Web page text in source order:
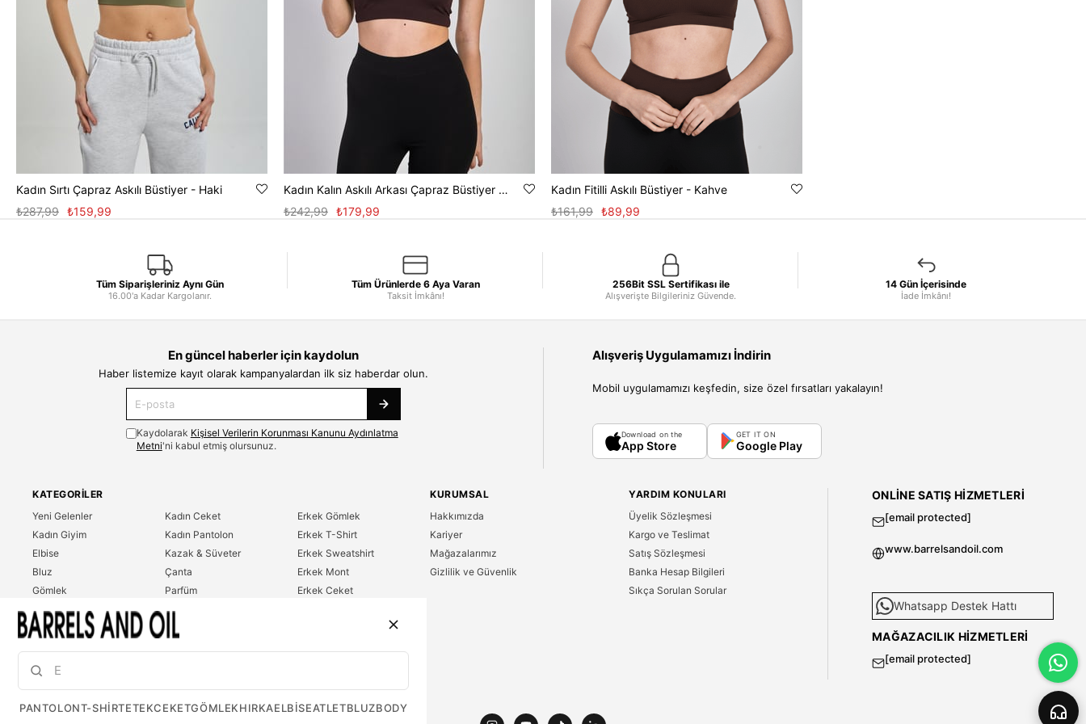
Kadın Sırtı Çapraz Askılı Büstiyer - Haki
₺159,99
₺287,99
Kadın Kalın Askılı Arkası Çapraz Büstiyer - Kahve
₺179,99
₺242,99
Kadın Fitilli Askılı Büstiyer - Kahve
₺89,99
₺161,99
Tüm Siparişleriniz Aynı Gün
16.00'a Kadar Kargolanır.
Tüm Ürünlerde 6 Aya Varan
Taksit İmkânı!
256Bit SSL Sertifikası ile
Alışverişte Bilgileriniz Güvende.
14 Gün İçerisinde
İade İmkânı!
En güncel haberler için kaydolun
Haber listemize kayıt olarak kampanyalardan ilk siz haberdar olun.
Kaydolarak Kişisel Verilerin Korunması Kanunu Aydınlatma
Metni'ni kabul etmiş olursunuz.
Alışveriş Uygulamamızı İndirin
Mobil uygulamamızı keşfedin, size özel fırsatları yakalayın!
Download on the
App Store
GET IT ON
Google Play
KATEGORILER
Yeni Gelenler
Kadın Giyim
Elbise
Bluz
Gömlek
T-Shirt
Sweatshirt
Kadın Ceket
Kadın Pantolon
Kazak & Süveter
Çanta
Parfüm
Erkek Giyim
Erkek Gömlek
Erkek T-Shirt
Erkek Sweatshirt
Erkek Mont
Erkek Ceket
KURUMSAL
Hakkımızda
Kariyer
Mağazalarımız
Gizlilik ve Güvenlik
YARDIM KONULARI
Üyelik Sözleşmesi
Kargo ve Teslimat
Satış Sözleşmesi
Banka Hesap Bilgileri
Sıkça Sorulan Sorular
ONLINE SATIŞ HIZMETLERI
[email protected]
www.barrelsandoil.com
Whatsapp Destek Hattı
MAĞAZACILIK HIZMETLERI
[email protected]
PANTOLONT-SHIRTETEKCEKETGÖMLEKHIRKAELBISEATLETBLUZBODY